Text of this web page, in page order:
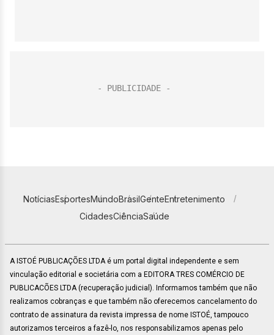
NotíciasEsportesMundoBrasilGenteEntretenimento
CidadesCiênciaSaúde
A ISTOÉ PUBLICAÇÕES LTDA é um portal digital independente e sem
vinculação editorial e societária com a EDITORA TRES COMÉRCIO DE
PUBLICACÕES LTDA (recuperação judicial). Informamos também que não
realizamos cobranças e que também não oferecemos cancelamento do
contrato de assinatura da revista impressa de nome ISTOÉ, tampouco
autorizamos terceiros a fazê-lo, nos responsabilizamos apenas pelo